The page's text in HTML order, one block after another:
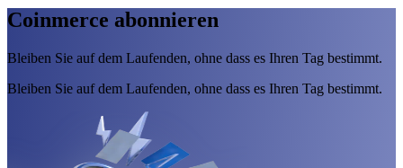
Coinmerce abonnieren
Bleiben Sie auf dem Laufenden, ohne dass es Ihren Tag bestimmt.
Bleiben Sie auf dem Laufenden, ohne dass es Ihren Tag bestimmt.